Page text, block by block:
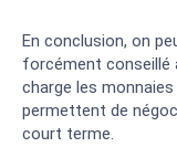
En conclusion, on
forcément conseillé
charge les
permettent de
court terme.